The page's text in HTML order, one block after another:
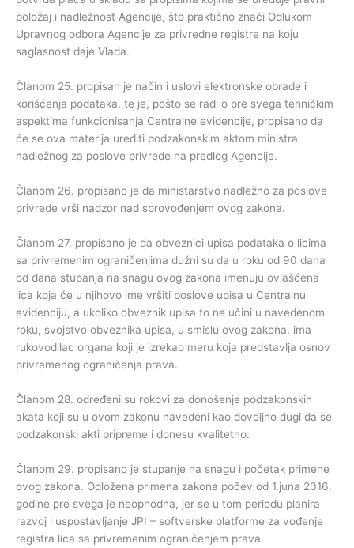
položaj i nadležnost Agencije, što praktično znači Odlukom
Upravnog odbora Agencije za privredne registre na koju
saglasnost daje Vlada.
Članom 25. propisan je način i uslovi elektronske obrade i
korišćenja podataka, te je, pošto se radi o pre svega tehničkim
aspektima funkcionisanja Centralne evidencije, propisano da
će se ova materija urediti podzakonskim aktom ministra
nadležnog za poslove privrede na predlog Agencije.
Članom 26. propisano je da ministarstvo nadležno za poslove
privrede vrši nadzor nad sprovođenjem ovog zakona.
Članom 27. propisano je da obveznici upisa podataka o licima
sa privremenim ograničenjima dužni su da u roku od 90 dana
od dana stupanja na snagu ovog zakona imenuju ovlašćena
lica koja će u njihovo ime vršiti poslove upisa u Centralnu
evidenciju, a ukoliko obveznik upisa to ne učini u navedenom
roku, svojstvo obveznika upisa, u smislu ovog zakona, ima
rukovodilac organa koji je izrekao meru koja predstavlja osnov
privremenog ograničenja prava.
Članom 28. određeni su rokovi za donošenje podzakonskih
akata koji su u ovom zakonu navedeni kao dovoljno dugi da se
podzakonski akti pripreme i donesu kvalitetno.
Članom 29. propisano je stupanje na snagu i početak primene
ovog zakona. Odložena primena zakona počev od 1.juna 2016.
godine pre svega je neophodna, jer se u tom periodu planira
razvoj i uspostavljanje JPI – softverske platforme za vođenje
registra lica sa privremenim ograničenjem prava.